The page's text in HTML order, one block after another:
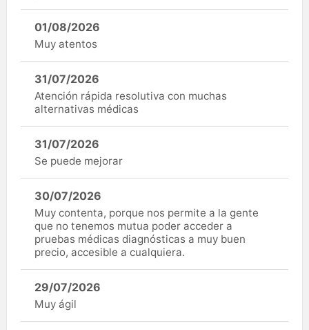
01/08/2026
Muy atentos
31/07/2026
Atención rápida resolutiva con muchas
alternativas médicas
31/07/2026
Se puede mejorar
30/07/2026
Muy contenta, porque nos permite a la gente
que no tenemos mutua poder acceder a
pruebas médicas diagnósticas a muy buen
precio, accesible a cualquiera.
29/07/2026
Muy ágil